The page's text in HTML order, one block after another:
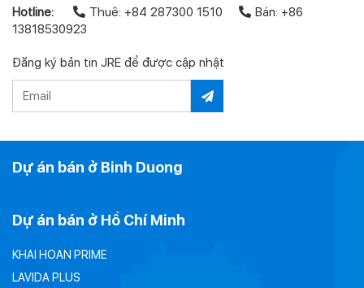
Hotline: Thuê: +84 287300 1510
Bán: +86
13818530923
Đăng ký bản tin JRE để được cập nhật
Dự án bán ở Binh Duong
Dự án bán ở Hồ Chí Minh
KHAI HOAN PRIME
LAVIDA PLUS